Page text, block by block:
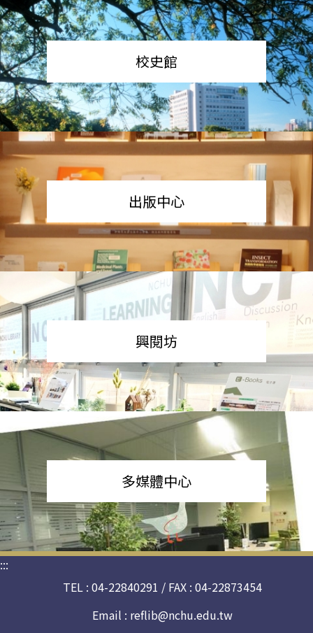
校史館
出版中心
興閱坊
多媒體中心
:::
TEL : 04-22840291 / FAX : 04-22873454
Email : reflib@nchu.edu.tw